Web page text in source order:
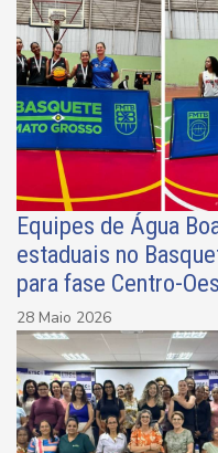
Equipes de Água
estaduais no
para fase Centro-
28 Maio 2026